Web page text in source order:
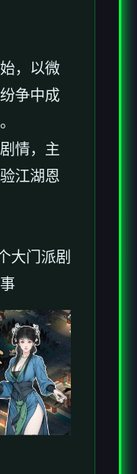
，以微
争中成
情，主
江湖恩
大门派剧